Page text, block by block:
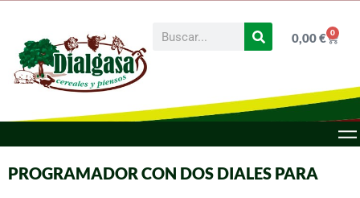
0,00€ 0
PROGRAMADOR CON DOS DIALES PARA